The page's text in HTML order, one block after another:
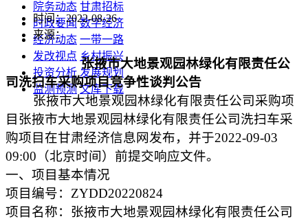
院务动态 甘肃招标
时政要闻 数字经济
经济动态 一带一路
发改视点 乡村振兴
投资分析 发展规划
监测预测 文库下载
时间：2022-08-26
来源：
张掖市大地景观园林绿化有限责任公
司洗扫车采购项目竞争性谈判公告
张掖市大地景观园林绿化有限责任公司采购项
目张掖市大地景观园林绿化有限责任公司洗扫车采
购项目在甘肃经济信息网发布，并于2022-09-03
09:00（北京时间）前提交响应文件。
一、项目基本情况
项目编号：ZYDD20220824
项目名称：张掖市大地景观园林绿化有限责任公司